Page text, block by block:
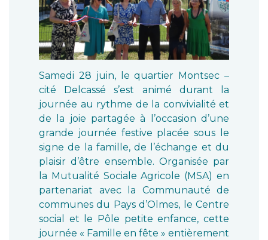
Samedi 28 juin, le quartier Montsec –
cité Delcassé s’est animé durant la
journée au rythme de la convivialité et
de la joie partagée à l’occasion d’une
grande journée festive placée sous le
signe de la famille, de l’échange et du
plaisir d’être ensemble. Organisée par
la Mutualité Sociale Agricole (MSA) en
partenariat avec la Communauté de
communes du Pays d’Olmes, le Centre
social et le Pôle petite enfance, cette
journée « Famille en fête » entièrement